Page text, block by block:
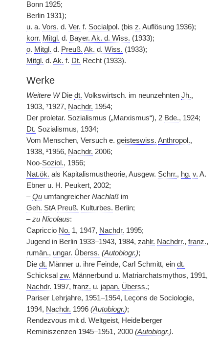
Bonn 1925;
Berlin 1931);
u. a. Vors. d. Ver. f. Socialpol. (bis z. Auflösung 1936);
korr. Mitgl. d. Bayer. Ak. d. Wiss. (1933);
o. Mitgl. d. Preuß. Ak. d. Wiss. (1933);
Mitgl. d. Ak. f. Dt. Recht (1933).
Werke
Weitere WDie dt. Volkswirtsch. im neunzehnten Jh.,
1903, ⁷1927, Nachdr. 1954;
Der proletar. Sozialismus („Marxismus“), 2 Bde., 1924;
Dt. Sozialismus, 1934;
Vom Menschen, Versuch e. geisteswiss. Anthropol.,
1938, ²1956, Nachdr. 2006;
Noo-Soziol., 1956;
Nat.ök. als Kapitalismustheorie, Ausgew. Schrr., hg. v. A.
Ebner u. H. Peukert, 2002;
–Qu umfangreicher Nachlaß im
Geh. StA Preuß. Kulturbes. Berlin;
–zu Nicolaus:
Capriccio No. 1, 1947, Nachdr. 1995;
Jugend in Berlin 1933–1943, 1984, zahlr. Nachdrr., franz.,
rumän., ungar. Überss. (Autobiogr.);
Die dt. Männer u. ihre Feinde, Carl Schmitt, ein dt.
Schicksal zw. Männerbund u. Matriarchatsmythos, 1991,
Nachdr. 1997, franz. u. japan. Überss.;
Pariser Lehrjahre, 1951–1954, Leçons de Sociologie,
1994, Nachdr. 1996 (Autobiogr.);
Rendezvous mit d. Weltgeist, Heidelberger
Reminiszenzen 1945–1951, 2000 (Autobiogr.).